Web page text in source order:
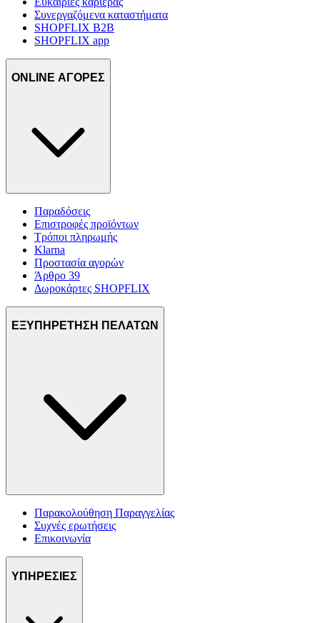
Συνεργαζόμενα καταστήματα
SHOPFLIX B2B
SHOPFLIX app
ONLINE ΑΓΟΡΕΣ
Παραδόσεις
Επιστροφές προϊόντων
Τρόποι πληρωμής
Klarna
Προστασία αγορών
Άρθρο 39
Δωροκάρτες SHOPFLIX
ΕΞΥΠΗΡΕΤΗΣΗ ΠΕΛΑΤΩΝ
Παρακολούθηση Παραγγελίας
Συχνές ερωτήσεις
Επικοινωνία
ΥΠΗΡΕΣΙΕΣ